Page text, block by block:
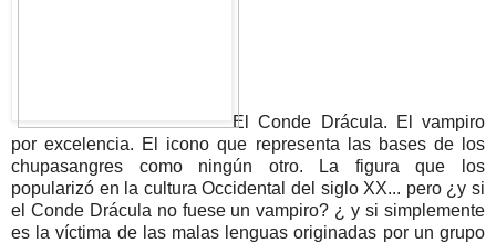
El Conde Drácula. El vampiro
por excelencia. El icono que representa las bases de los
chupasangres como ningún otro. La figura que los
popularizó en la cultura Occidental del siglo XX... pero ¿y si
el Conde Drácula no fuese un vampiro? ¿ y si simplemente
es la víctima de las malas lenguas originadas por un grupo